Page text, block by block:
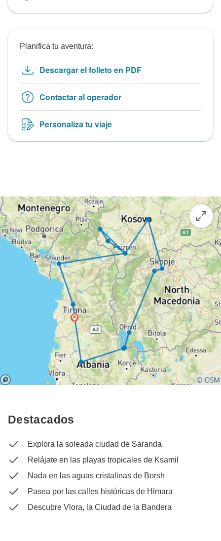
Planifica tu aventura:
Descargar el folleto en PDF
Contactar al operador
Personaliza tu viaje
Destacados
Explora la soleada ciudad de Saranda
Relájate en las playas tropicales de Ksamil
Nada en las aguas cristalinas de Borsh
Pasea por las calles históricas de Himara
Descubre Vlora, la Ciudad de la Bandera